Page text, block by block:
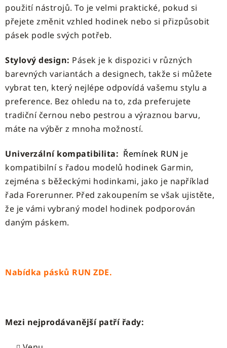
použití nástrojů. To je velmi praktické, pokud si
přejete změnit vzhled hodinek nebo si přizpůsobit
pásek podle svých potřeb.
Stylový design: Pásek je k dispozici v různých
barevných variantách a designech, takže si můžete
vybrat ten, který nejlépe odpovídá vašemu stylu a
preference. Bez ohledu na to, zda preferujete
tradiční černou nebo pestrou a výraznou barvu,
máte na výběr z mnoha možností.
Univerzální kompatibilita: Řemínek RUN je
kompatibilní s řadou modelů hodinek Garmin,
zejména s běžeckými hodinkami, jako je například
řada Forerunner. Před zakoupením se však ujistěte,
že je vámi vybraný model hodinek podporován
daným páskem.
Nabídka pásků RUN ZDE.
Mezi nejprodávanější patří řady: